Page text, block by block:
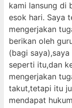
kami lansung di
esok hari. Saya
mengerjakan
berikan oleh
(bagi
seperti itu,dan
mengerjakan
takut,tetapi itu
mendapat